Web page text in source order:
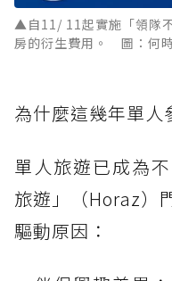
▲自11/ 11起實施「領隊
房的衍生費用。 圖：何
為什麼這幾年單人
單人旅遊已成為
旅遊」（Horaz）
驅動原因：